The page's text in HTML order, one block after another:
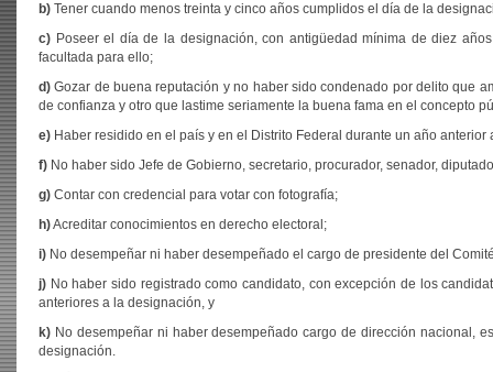
b) Tener cuando menos treinta y cinco años cumplidos el día de la
c) Poseer el día de la designación, con antigüedad mínima de diez
facultada para ello;
d) Gozar de buena reputación y no haber sido condenado por delito que
de confianza y otro que lastime seriamente la buena fama en el concepto
e) Haber residido en el país y en el Distrito Federal durante un año
f) No haber sido Jefe de Gobierno, secretario, procurador, senador,
g) Contar con credencial para votar con fotografía;
h)Acreditar conocimientos en derecho electoral;
i) No desempeñar ni haber desempeñado el cargo de presidente del
j) No haber sido registrado como candidato, con excepción de los
anteriores a la designación, y
k) No desempeñar ni haber desempeñado cargo de dirección nacional,
designación.